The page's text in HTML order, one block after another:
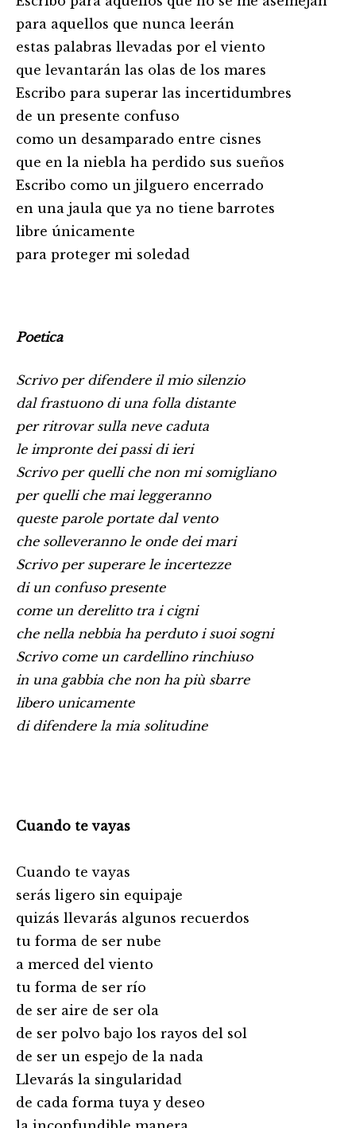
para aquellos que nunca leerán
estas palabras llevadas por el viento
que levantarán las olas de los mares
Escribo para superar las incertidumbres
de un presente confuso
como un desamparado entre cisnes
que en la niebla ha perdido sus sueños
Escribo como un jilguero encerrado
en una jaula que ya no tiene barrotes
libre únicamente
para proteger mi soledad
Poetica
Scrivo per difendere il mio silenzio
dal frastuono di una folla distante
per ritrovar sulla neve caduta
le impronte dei passi di ieri
Scrivo per quelli che non mi somigliano
per quelli che mai leggeranno
queste parole portate dal vento
che solleveranno le onde dei mari
Scrivo per superare le incertezze
di un confuso presente
come un derelitto tra i cigni
che nella nebbia ha perduto i suoi sogni
Scrivo come un cardellino rinchiuso
in una gabbia che non ha più sbarre
libero unicamente
di difendere la mia solitudine
Cuando te vayas
Cuando te vayas
serás ligero sin equipaje
quizás llevarás algunos recuerdos
tu forma de ser nube
a merced del viento
tu forma de ser río
de ser aire de ser ola
de ser polvo bajo los rayos del sol
de ser un espejo de la nada
Llevarás la singularidad
de cada forma tuya y deseo